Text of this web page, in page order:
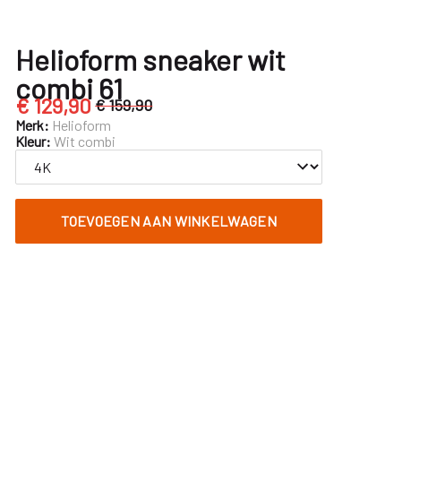
Helioform sneaker wit
combi 61
€ 129,90€ 159,90
Merk: Helioform
Kleur: Wit combi
TOEVOEGEN AAN WINKELWAGEN